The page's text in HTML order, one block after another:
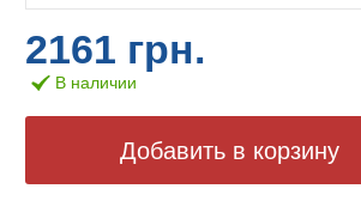
2161 грн.
В наличии